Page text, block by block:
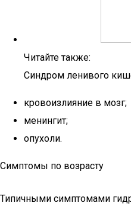
Читайте также:
Синдром ленивого
кровоизлияние в мозг;
менингит;
опухоли.
Симптомы по возрасту
Типичными симптомами